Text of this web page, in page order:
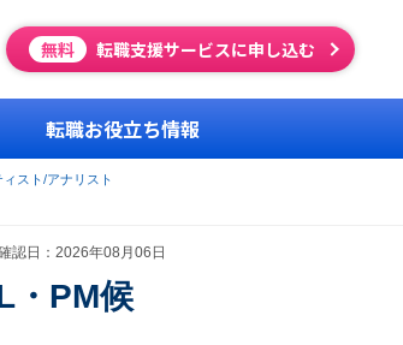
無料 転職支援サービスに申し込む
転職お役立ち情報
スト/アナリスト
認日：2026年08月06日
・PM候